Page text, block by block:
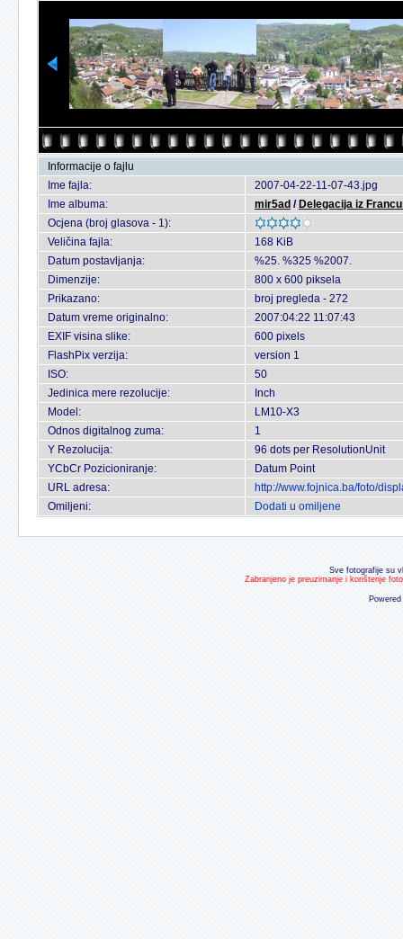
Informacije o fajlu
Ime fajla:
2007-04-22-11-07-43.jpg
Ime albuma:
mir5ad / Delegacija iz
Ocjena (broj glasova - 1):
Veličina fajla:
168 KiB
Datum postavljanja:
%25. %325 %2007.
Dimenzije:
800 x 600 piksela
Prikazano:
broj pregleda - 272
Datum vreme originalno:
2007:04:22 11:07:43
EXIF visina slike:
600 pixels
FlashPix verzija:
version 1
ISO:
50
Jedinica mere rezolucije:
Inch
Model:
LM10-X3
Odnos digitalnog zuma:
1
Y Rezolucija:
96 dots per ResolutionUnit
YCbCr Pozicioniranje:
Datum Point
URL adresa:
http://www.fojnica.ba/foto/
Omiljeni:
Dodati u omiljene
Sve fotografije su
Zabranjeno je preuzimanje i korištenje